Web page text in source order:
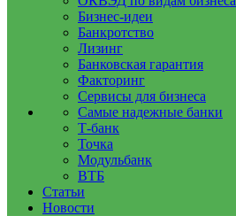
Бизнес-идеи
Банкротство
Лизинг
Банковская гарантия
Факторинг
Сервисы для бизнеса
Самые надежные банки
Т-банк
Точка
Модульбанк
ВТБ
Статьи
Новости